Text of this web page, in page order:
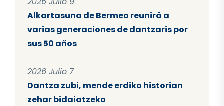
Alkartasuna de Bermeo reunirá a
varias generaciones de dantzaris por
sus 50 años
2026 Julio 7
Dantza zubi, mende erdiko historian
zehar bidaiatzeko